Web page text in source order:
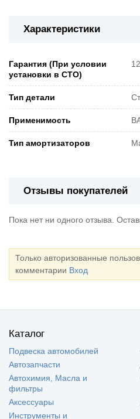
Характеристики
Гарантия (При условии
установки в СТО)
Тип детали
Применимость
Тип амортизаторов
Отзывы покупателей
Пока нет ни одного отзыва.
Только авторизованные
комментарии Вход
Каталог
Подвеска автомобилей
Автозапчасти
Автохимия, Масла и
фильтры
Аксессуары
Инструменты и